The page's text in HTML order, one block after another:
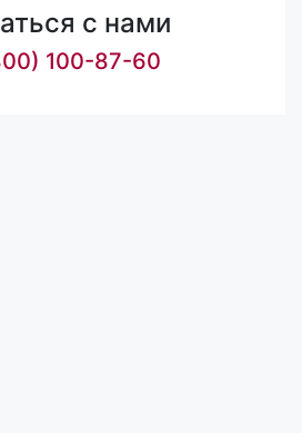
с нами
100-87-60